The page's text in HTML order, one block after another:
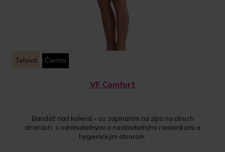
Telová Čierna
VF Comfort
Bandáž nad kolená – so zapínaním na zips na oboch
stranách, s odnímateľnými a nastaviteľnými ramienkami a
hygienickým otvorom